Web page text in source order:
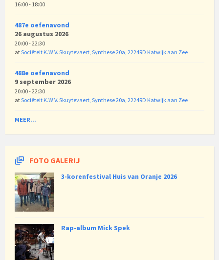
16:00 - 18:00
487e oefenavond
26 augustus 2026
20:00 - 22:30
atSociëteit K.W.V. Skuytevaert, Synthese 20a, 2224RD Katwijk aan Zee
488e oefenavond
9 september 2026
20:00 - 22:30
atSociëteit K.W.V. Skuytevaert, Synthese 20a, 2224RD Katwijk aan Zee
MEER...
FOTO GALERIJ
3-korenfestival Huis van Oranje 2026
Rap-album Mick Spek